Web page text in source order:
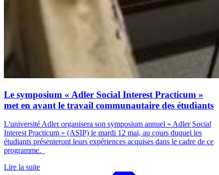
Le symposium « Adler Social Interest Practicum »
met en avant le travail communautaire des étudiants
L'université Adler organisera son symposium annuel « Adler Social
Interest Practicum » (ASIP) le mardi 12 mai, au cours duquel les
étudiants présenteront leurs expériences acquises dans le cadre de ce
programme.
Lire la suite